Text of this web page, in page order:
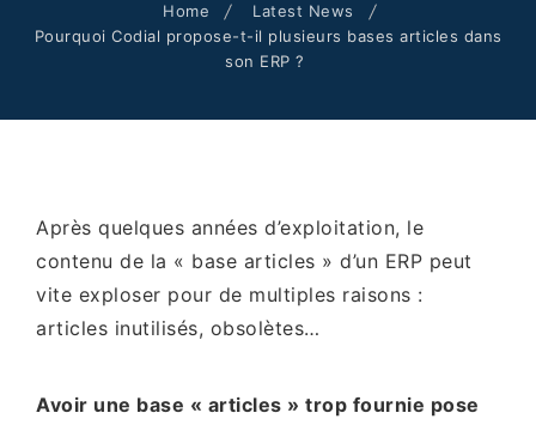
Home
Latest News
Pourquoi Codial propose-t-il plusieurs bases articles dans
son ERP ?
Après quelques années d’exploitation, le
contenu de la « base articles » d’un ERP peut
vite exploser pour de multiples raisons :
articles inutilisés, obsolètes…
Avoir une base « articles » trop fournie pose